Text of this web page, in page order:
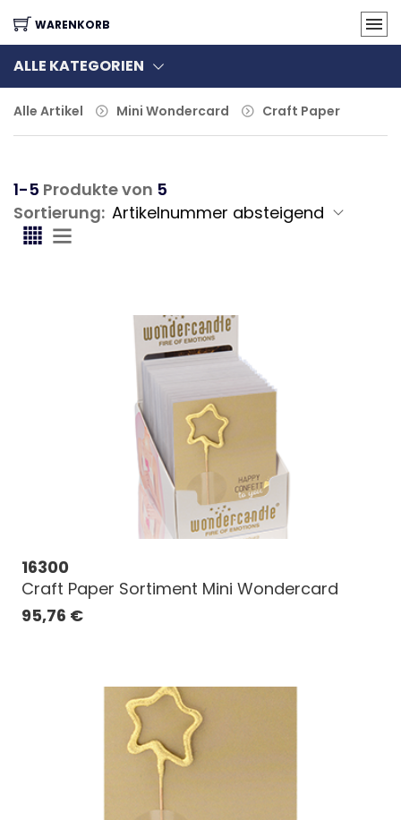
WARENKORB
ALLE KATEGORIEN
Alle Artikel Mini Wondercard Craft Paper
1-5 Produkte von 5
Sortierung:
16300
Craft Paper Sortiment Mini Wondercard
95,76 €